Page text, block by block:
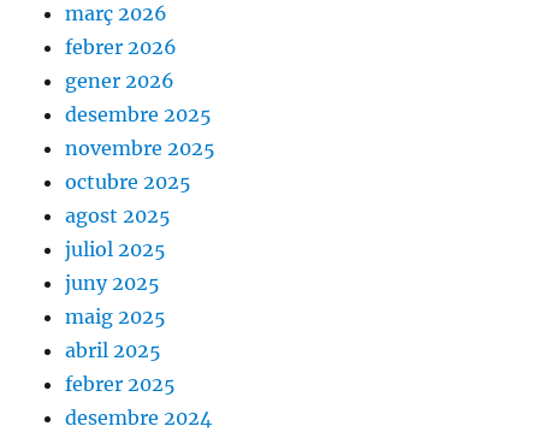
març 2026
febrer 2026
gener 2026
desembre 2025
novembre 2025
octubre 2025
agost 2025
juliol 2025
juny 2025
maig 2025
abril 2025
febrer 2025
desembre 2024